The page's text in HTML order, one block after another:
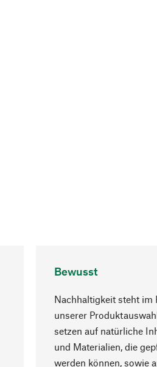
Bewusst
Nachhaltigkeit steht im
unserer
setzen auf natürliche
und Materialien, die
werden können, sowie